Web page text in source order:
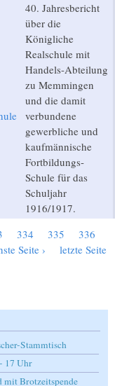
40. Jahresbericht
über die
Königliche
Realschule mit
Handels-Abteilung
zu Memmingen
und die damit
verbundene
gewerbliche und
kaufmännische
Fortbildungs-
Schule für das
Schuljahr
1916/1917.
334 335 336
Seite ›
letzte Seite
Stammtisch
17 Uhr
mit Brotzeitspende